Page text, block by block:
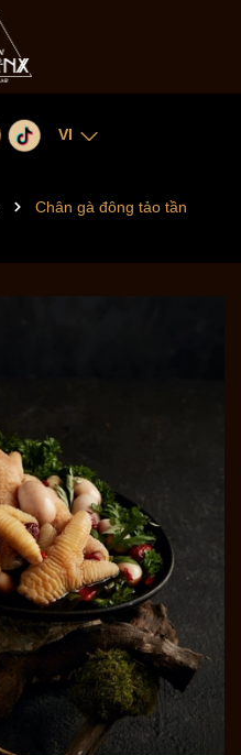
VI
Chân gà đông tảo tần